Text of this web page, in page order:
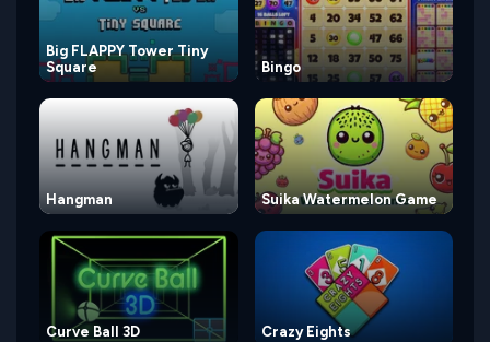
Big FLAPPY Tower Tiny
Square
Bingo
Hangman Suika Watermelon Game
Curve Ball 3D Crazy Eights